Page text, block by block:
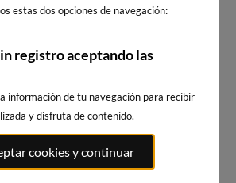
DE NAVIA,
CERCANAS
estas dos opciones de navegación:
registro aceptando las
información de tu navegación para recibir
y disfruta de contenido.
cookies y continuar